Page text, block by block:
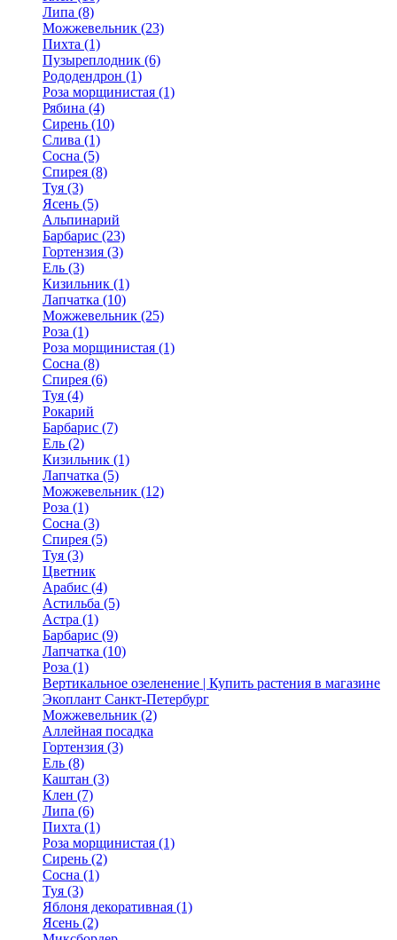
Липа (8)
Можжевельник (23)
Пихта (1)
Пузыреплодник (6)
Рододендрон (1)
Роза морщинистая (1)
Рябина (4)
Сирень (10)
Слива (1)
Сосна (5)
Спирея (8)
Туя (3)
Ясень (5)
Альпинарий
Барбарис (23)
Гортензия (3)
Ель (3)
Кизильник (1)
Лапчатка (10)
Можжевельник (25)
Роза (1)
Роза морщинистая (1)
Сосна (8)
Спирея (6)
Туя (4)
Рокарий
Барбарис (7)
Ель (2)
Кизильник (1)
Лапчатка (5)
Можжевельник (12)
Роза (1)
Сосна (3)
Спирея (5)
Туя (3)
Цветник
Арабис (4)
Астильба (5)
Астра (1)
Барбарис (9)
Лапчатка (10)
Роза (1)
Вертикальное озеленение | Купить растения в магазине
Экоплант Санкт-Петербург
Можжевельник (2)
Аллейная посадка
Гортензия (3)
Ель (8)
Каштан (3)
Клен (7)
Липа (6)
Пихта (1)
Роза морщинистая (1)
Сирень (2)
Сосна (1)
Туя (3)
Яблоня декоративная (1)
Ясень (2)